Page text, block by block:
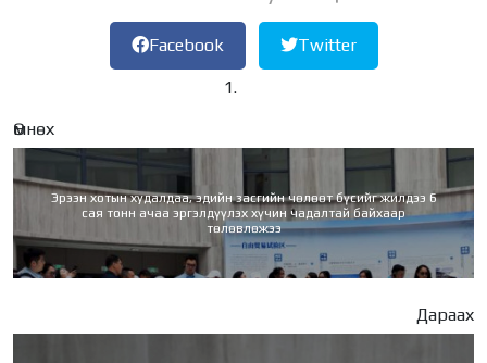
Facebook Twitter
Өмнөх
Эрээн хотын худалдаа, эдийн засгийн чөлөөт бүсийг жилдээ 6
сая тонн ачаа эргэлдүүлэх хүчин чадалтай байхаар
төлөвлөжээ
Дараах